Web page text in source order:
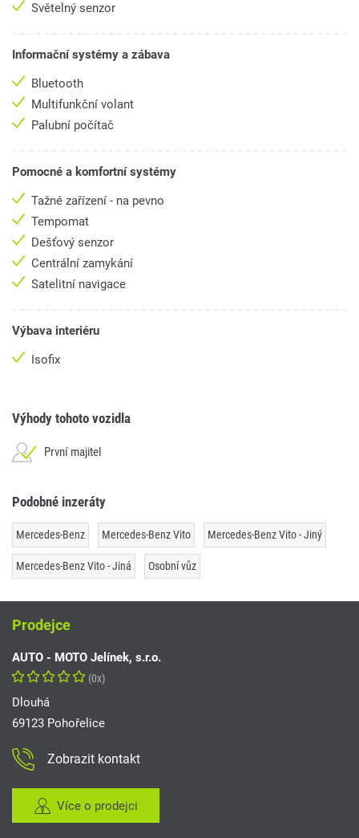
Světelný senzor
Informační systémy a zábava
Bluetooth
Multifunkční volant
Palubní počítač
Pomocné a komfortní systémy
Tažné zařízení - na pevno
Tempomat
Dešťový senzor
Centrální zamykání
Satelitní navigace
Výbava interiéru
Isofix
Výhody tohoto vozidla
První majitel
Podobné inzeráty
Mercedes-Benz Mercedes-Benz Vito Mercedes-Benz Vito - Jiný
Mercedes-Benz Vito - Jiná Osobní vůz
Prodejce
AUTO - MOTO Jelínek, s.r.o.
(0x)
Dlouhá
69123 Pohořelice
Zobrazit kontakt
Více o prodejci